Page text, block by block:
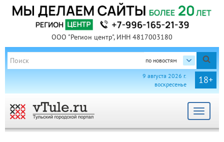
ООО "Регион центр", ИНН 4817003180
по новостям
18+
9 августа 2026 г.
воскресенье
Toggle